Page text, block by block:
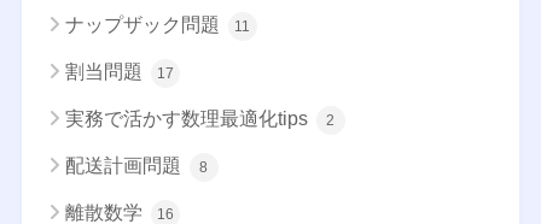
ナップザック問題 11
割当問題 17
実務で活かす数理最適化tips 2
配送計画問題 8
離散数学 16